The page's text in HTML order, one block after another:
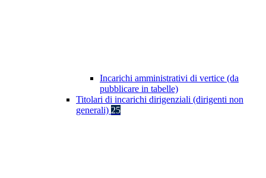
Incarichi amministrativi di vertice (da
pubblicare in tabelle)
Titolari di incarichi dirigenziali (dirigenti non
generali) 25